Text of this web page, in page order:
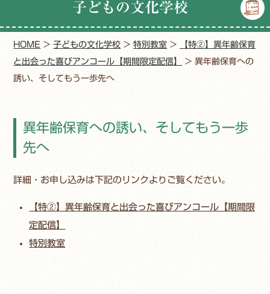
子どもの文化学校
HOME >子どもの文化学校 >特別教室 >
【特②】異年齢保育
と出会った喜びアンコール【期間限定配信】
>異年齢保育への
誘い、そしてもう一歩先へ
異年齢保育への誘い、そしてもう一歩
先へ
詳細・お申し込みは下記のリンクよりご覧ください。
【特②】異年齢保育と出会った喜びアンコール【期間限
定配信】
特別教室